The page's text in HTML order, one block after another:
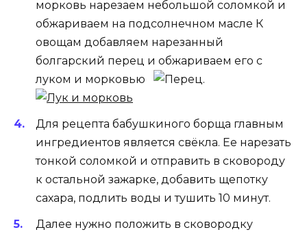
морковь нарезаем небольшой соломкой и
обжариваем на подсолнечном масле К
овощам добавляем нарезанный
болгарский перец и обжариваем его с
луком и морковью
.
Для рецепта бабушкиного борща главным
ингредиентов является свёкла. Ее нарезать
тонкой соломкой и отправить в сковороду
к остальной зажарке, добавить щепотку
сахара, подлить воды и тушить 10 минут.
Далее нужно положить в сковородку